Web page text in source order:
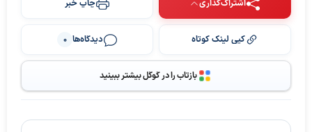
اشتراک‌گذاری چاپ خبر
کپی لینک کوتاه دیدگاه‌ها 0
بازتاب را در گوگل بیشتر ببینید